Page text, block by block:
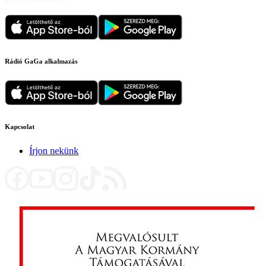
Rádió GaGa alkalmazás
Kapcsolat
Írjon nekünk